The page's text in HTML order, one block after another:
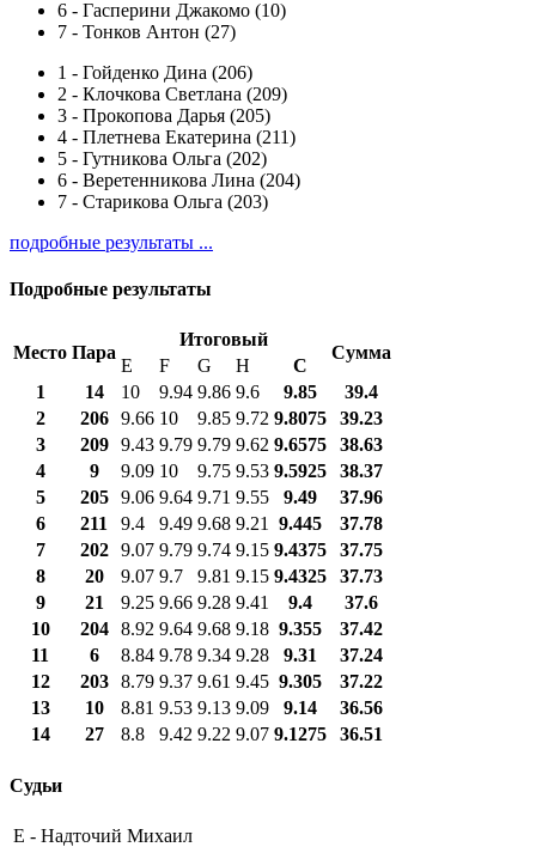
6 - Гасперини Джакомо (10)
7 - Тонков Антон (27)
1 - Гойденко Дина (206)
2 - Клочкова Светлана (209)
3 - Прокопова Дарья (205)
4 - Плетнева Екатерина (211)
5 - Гутникова Ольга (202)
6 - Веретенникова Лина (204)
7 - Старикова Ольга (203)
подробные результаты ...
Подробные результаты
Место Пара
Итоговый
Сумма
E F G H
С
1
14 10 9.94 9.86 9.6 9.85
39.4
2
206 9.66 10 9.85 9.72 9.8075
39.23
3
209 9.43 9.79 9.79 9.62 9.6575
38.63
4
9 9.09 10 9.75 9.53 9.5925
38.37
5
205 9.06 9.64 9.71 9.55 9.49
37.96
6
211 9.4 9.49 9.68 9.21 9.445
37.78
7
202 9.07 9.79 9.74 9.15 9.4375
37.75
8
20 9.07 9.7 9.81 9.15 9.4325
37.73
9
21 9.25 9.66 9.28 9.41 9.4
37.6
10
204 8.92 9.64 9.68 9.18 9.355
37.42
11
6 8.84 9.78 9.34 9.28 9.31
37.24
12
203 8.79 9.37 9.61 9.45 9.305
37.22
13
10 8.81 9.53 9.13 9.09 9.14
36.56
14
27 8.8 9.42 9.22 9.07 9.1275 36.51
Судьи
E - Надточий Михаил